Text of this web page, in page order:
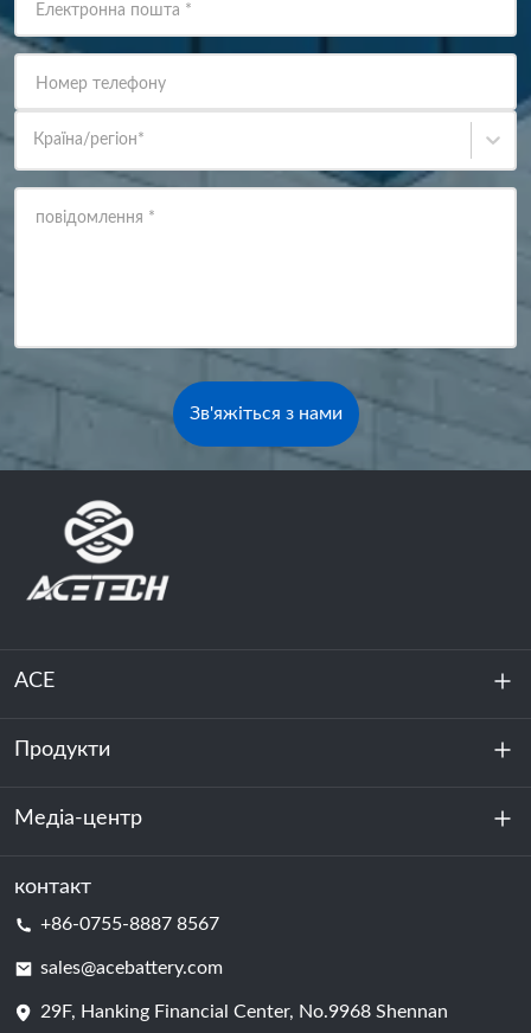
Електронна пошта *
Номер телефону
Країна/регіон*
повідомлення *
Зв'яжіться з нами
ACE
Про нас
Стійкість
Продукти
Зберігання енергії
Центр обробки даних та серверна кімната
Елемент батареї
Медіа-центр
Новини
контакт
+86-0755-8887 8567
sales@acebattery.com
29F, Hanking Financial Center, No.9968 Shennan